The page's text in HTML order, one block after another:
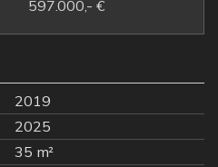
597.000,- €
2019
2025
35 m²